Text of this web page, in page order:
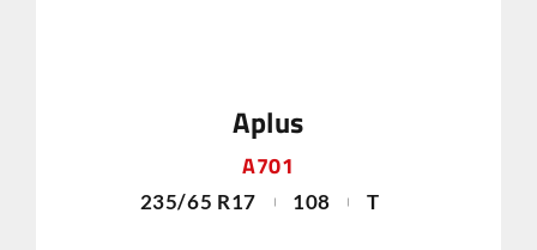
Aplus
A701
235/65 R17 108 T